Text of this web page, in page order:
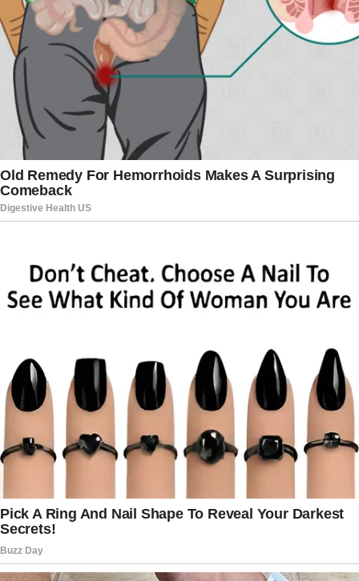
emissora como um todo.
Para alguns espectadores, a reclamação ao vivo
foi vista como um ato de coragem e uma
tentativa legítima de chamar atenção para a falta
de reconhecimento de modalidades esportivas
menos populares. Para outros, o momento foi
considerado inadequado, por ocorrer durante um
programa ao vivo e em um espaço que não tinha
Independentemente das opiniões, o episódio
entrou para a lista de situações inusitadas que
edições. Antes mesmo de começar oficialmente,
o BBB 26 já mostrou que pode render debates,
polêmicas e momentos inesperados, mantendo o
público atento desde o primeiro dia.